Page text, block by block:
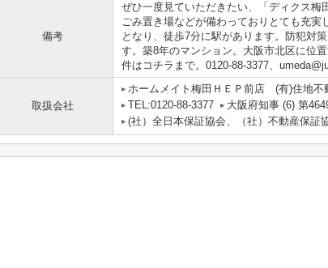
備考
ぜひ一度見ていただきたい、「ディクス梅
ごみ置き場などが備わっておりとても充
となり、徒歩7分に駅があります。防犯対
す。築8年のマンション。大阪市北区に位
件はコチラまで。0120-88-3377、
取扱会社
ホームメイト梅田ＨＥＰ前店 (有)住地不
TEL:0120-88-3377
大阪府知事 (6) 第
(社）全日本保証協会、（社）不動産保証